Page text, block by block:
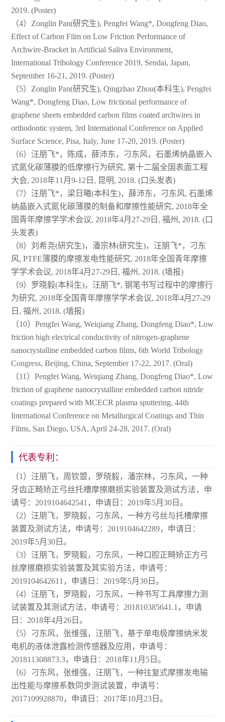
2019. (Poster)
（4）Zonglin Pan(研究生), Pengfei Wang*, Dongfeng Diao,
Effect of Carbon Film on Low Friction Performance of
Archwire-Bracket in Artificial Saliva Environment,
International Tribology Conference 2019, Sendai, Japan,
September 16-21, 2019. (Poster)
（5）Zonglin Pan(研究生), Qingzhao Zhou(本科生), Pengfei
Wang*, Dongfeng Diao, Low frictional performance of
graphene sheets embedded carbon films coated archwires in
orthodontic system, 3rd International Conference on Applied
Surface Science, Pisa, Italy, June 17-20, 2019. (Poster)
（6）汪朋飞*，陈成，薛沛东，刁东风，石墨烯纳晶嵌入
式氮化碳薄膜的低摩擦行为研究, 第十二届全国表面工程
大会, 2018年11月9-12日, 昆明, 2018. (口头发表)
（7）汪朋飞*，梁日曦(本科生)，薛沛东，刁东风, 石墨烯
纳晶嵌入式氮化碳薄膜的制备和摩擦性能研究, 2018年全
国青年摩擦学学术会议, 2018年4月27-29日, 福州, 2018. (口
头发表)
（8）刘希尧(研究生)，潘宗林(研究生)，汪朋飞*，刁东
风, PTFE薄膜的摩擦发电性能研究, 2018年全国青年摩擦
学学术会议, 2018年4月27-29日, 福州, 2018. (墙报)
（9）罗晓毅(本科生)，汪朋飞*, 钢笔书写过程中的摩擦行
为研究, 2018年全国青年摩擦学学术会议, 2018年4月27-29
日, 福州, 2018. (墙报)
（10）Pengfei Wang, Weiqiang Zhang, Dongfeng Diao*, Low
friction high electrical conductivity of nitrogen-graphene
nanocrystalline embedded carbon films, 6th World Tribology
Congress, Beijing, China, September 17-22, 2017. (Oral)
（11）Pengfei Wang, Weiqiang Zhang, Dongfeng Diao*, Low
friction of graphene nanocrystalline embedded carbon nitride
coatings prepared with MCECR plasma sputtering, 44th
International Conference on Metallurgical Coatings and Thin
Films, San Diego, USA, April 24-28, 2017. (Oral)
代表专利：
（1）汪朋飞，周钦曌，罗晓毅，潘宗林，刁东风，一种
牙齿正畸矫正弓丝托槽摩擦磨损实验装置及测试方法，申
请号：2019104642541，申请日：2019年5月30日。
（2）汪朋飞，罗晓毅，刁东风，一种方弓丝与托槽摩擦
装置及测试方法，申请号：2019104642289，申请日：
2019年5月30日。
（3）汪朋飞，罗晓毅，刁东风，一种口腔正畸矫正方弓
丝摩擦磨损实验装置及其实验方法，申请号：
2019104642611，申请日：2019年5月30日。
（4）汪朋飞，罗晓毅，刁东风，一种书写工具摩擦力测
试装置及其测试方法，申请号：201810385641.1，申请
日：2018年4月26日。
（5）刁东风，张维强，汪朋飞，基于单电极摩擦纳米发
电机的液体泄露检测传感器及应用，申请号：
201811308873.3，申请日：2018年11月5日。
（6）刁东风，张维强，汪朋飞，一种往复式摩擦发电输
出性能与摩擦系数同步测试装置，申请号：
2017109928870，申请日：2017年10月23日。